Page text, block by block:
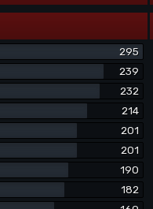
295
239
232
214
201
201
190
182